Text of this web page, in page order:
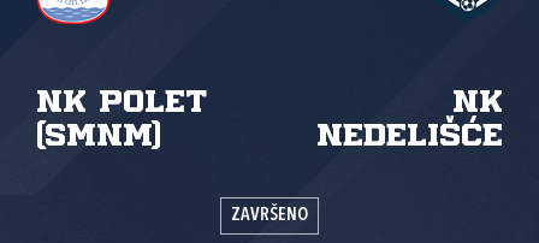
NK Polet
(SMnM)
NK
Nedelišće
ZAVRŠENO